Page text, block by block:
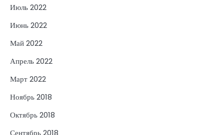
Июль 2022
Июнь 2022
Май 2022
Апрель 2022
Март 2022
Ноябрь 2018
Октябрь 2018
Сентябрь 2018